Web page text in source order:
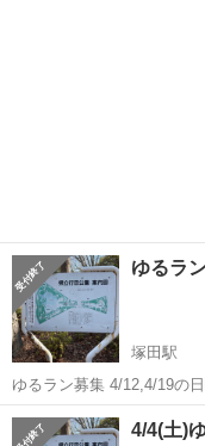
ゆるラ
塚田駅
ゆるラン募集 4/12,4/19の日曜日
したい人募集してます！
~30代で集まってます！ 初心者向けのゆるランのため、早いペースで
千葉 船橋市 塚田駅
4/4(土)